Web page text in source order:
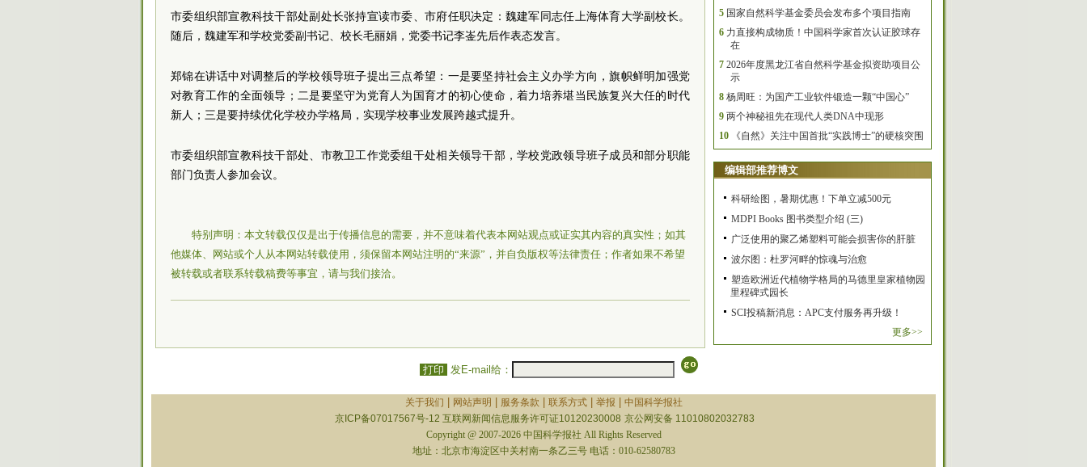
市委组织部宣教科技干部处副处长张持宣读市委、市府任职决定：魏建军同志任上海体育大学副校长。
随后，魏建军和学校党委副 书记 、校长毛丽娟，党委书记李崟先后作表态发言。
郑锦在讲话中对调整后的学校领导班子提出三点希望：一是要坚持社会主义 办学方向，旗帜鲜明加强党
对教育工作的全面领导；二是要坚守为党育人为国育才的初心使命，着力培养堪当民族复兴大任的时代
新人；三是要持续优化学校办学格局，实现学校事业发展跨越式提升。
市委组织部宣教科技干部处、市教卫工作党委组干处相关领导干部，学校党政领导班子成员和部分职能
部门负责人参加会议。
特别声明：本文转载仅仅是出于传播信息的需要，并不意味着代表本网站观点或证实其内容的真实性；如其
他媒体、网站或个人从本网站转载使用，须保留本网站注明的“来源”，并自负版权等法律责任；作者如果不希望
被转载或者联系转载稿费等事宜，请与我们接洽。
打印 发E-mail给：
5 国家自然科学基金委员会发布多个项目指南
6 力直接构成物质！中国科学家首次认证胶球存
在
7 2026年度黑龙江省自然科学基金拟资助项目公
示
8 杨周旺：为国产工业软件锻造一颗“中国心”
9 两个神秘祖先在现代人类DNA中现形
10
《自然》关注中国首批“实践博士”的硬核突围
编辑部推荐博文
科研绘图，暑期优惠！下单立减500元
MDPI Books 图书类型介绍 (三)
广泛使用的聚乙烯塑料可能会损害你的肝脏
波尔图：杜罗河畔的惊魂与治愈
塑造欧洲近代植物学格局的马德里皇家植物园
里程碑式园长
SCI投稿新消息：APC支付服务再升级！
更多>>
关于我们 网站声明 服务条款 联系方式| 举报
中国科学报社
京ICP备07017567号-12 互联网新闻信息服务许可证10120230008 京公网安备 11010802032783
Copyright @ 2007-2026 中国科学报社 All Rights Reserved
地址：北京市海淀区中关村南一条乙三号 电话：010-62580783